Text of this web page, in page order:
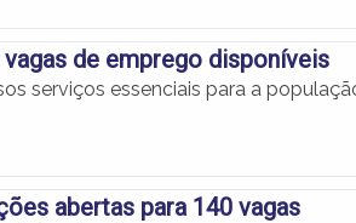
de emprego disponíveis
serviços essenciais para a
abertas para 140 vagas